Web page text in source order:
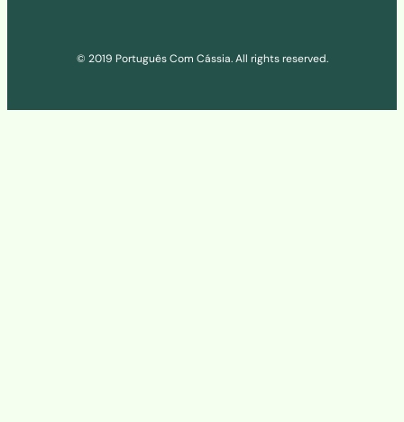
© 2019 Português Com Cássia. All rights reserved.